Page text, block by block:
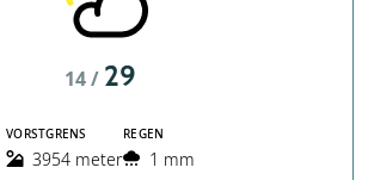
14 / 29
VORSTGRENS
3954 meter
REGEN
1 mm